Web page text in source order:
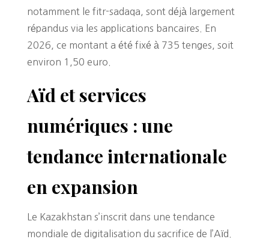
notamment le fitr-sadaqa, sont déjà largement
répandus via les applications bancaires. En
2026, ce montant a été fixé à 735 tenges, soit
environ 1,50 euro.
Aïd et services
numériques : une
tendance internationale
en expansion
Le Kazakhstan s’inscrit dans une tendance
mondiale de digitalisation du sacrifice de l’Aïd.